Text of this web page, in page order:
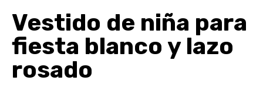
Vestido de niña para
fiesta blanco y lazo
rosado